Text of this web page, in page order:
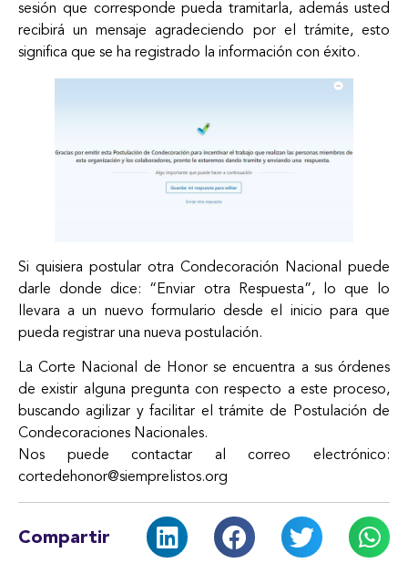
sesión que corresponde pueda tramitarla, además usted
recibirá un mensaje agradeciendo por el trámite, esto
significa que se ha registrado la información con éxito.
Si quisiera postular otra Condecoración Nacional puede
darle donde dice: “Enviar otra Respuesta”, lo que lo
llevara a un nuevo formulario desde el inicio para que
pueda registrar una nueva postulación.
La Corte Nacional de Honor se encuentra a sus órdenes
de existir alguna pregunta con respecto a este proceso,
buscando agilizar y facilitar el trámite de Postulación de
Condecoraciones Nacionales.
Nos puede contactar al correo electrónico:
cortedehonor@siemprelistos.org
Compartir